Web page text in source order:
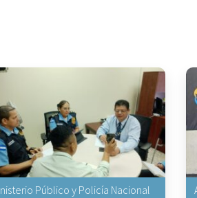
Público y Policía Nacional